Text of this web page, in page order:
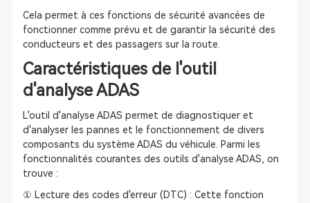
Cela permet à ces fonctions de sécurité avancées de
fonctionner comme prévu et de garantir la sécurité des
conducteurs et des passagers sur la route.
Caractéristiques de l'outil
d'analyse ADAS
L'outil d'analyse ADAS permet de diagnostiquer et
d'analyser les pannes et le fonctionnement de divers
composants du système ADAS du véhicule. Parmi les
fonctionnalités courantes des outils d'analyse ADAS, on
trouve :
① Lecture des codes d'erreur (DTC) : Cette fonction